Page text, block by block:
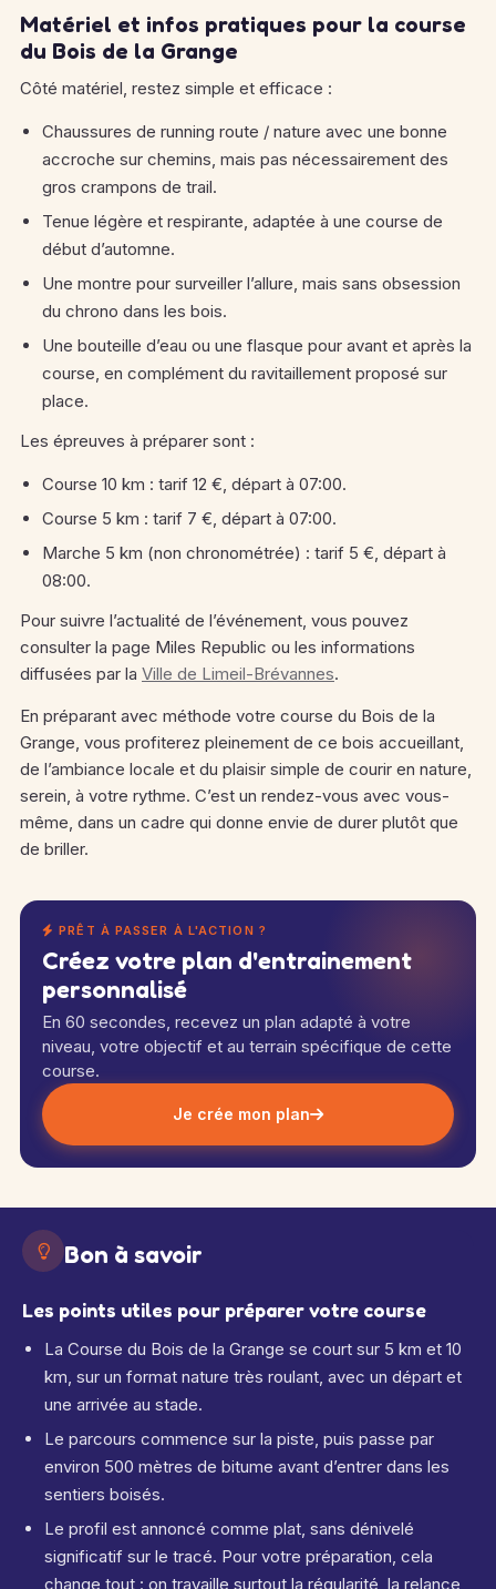
Matériel et infos pratiques pour la course
du Bois de la Grange
Côté matériel, restez simple et efficace :
Chaussures de running route / nature avec une bonne
accroche sur chemins, mais pas nécessairement des
gros crampons de trail.
Tenue légère et respirante, adaptée à une course de
début d’automne.
Une montre pour surveiller l’allure, mais sans obsession
du chrono dans les bois.
Une bouteille d’eau ou une flasque pour avant et après la
course, en complément du ravitaillement proposé sur
place.
Les épreuves à préparer sont :
Course 10 km : tarif 12 €, départ à 07:00.
Course 5 km : tarif 7 €, départ à 07:00.
Marche 5 km (non chronométrée) : tarif 5 €, départ à
08:00.
Pour suivre l’actualité de l’événement, vous pouvez
consulter la page Miles Republic ou les informations
diffusées par la Ville de Limeil-Brévannes.
En préparant avec méthode votre course du Bois de la
Grange, vous profiterez pleinement de ce bois accueillant,
de l’ambiance locale et du plaisir simple de courir en nature,
serein, à votre rythme. C’est un rendez-vous avec vous-
même, dans un cadre qui donne envie de durer plutôt que
de briller.
PRÊT À PASSER À L'ACTION ?
Créez votre plan d'entrainement
personnalisé
En 60 secondes, recevez un plan adapté à votre
niveau, votre objectif et au terrain spécifique de cette
course.
Je crée mon plan
Bon à savoir
Les points utiles pour préparer votre course
La Course du Bois de la Grange se court sur 5 km et 10
km, sur un format nature très roulant, avec un départ et
une arrivée au stade.
Le parcours commence sur la piste, puis passe par
environ 500 mètres de bitume avant d’entrer dans les
sentiers boisés.
Le profil est annoncé comme plat, sans dénivelé
significatif sur le tracé. Pour votre préparation, cela
change tout : on travaille surtout la régularité, la relance